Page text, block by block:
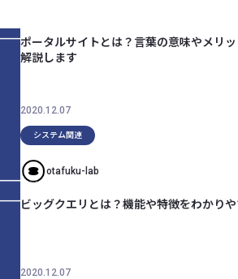
ポータルサイトとは？言葉の意味やメリ
解説します
2020.12.07
システム関連
otafuku-lab
ビッグクエリとは？機能や特徴をわかり
2020.12.07